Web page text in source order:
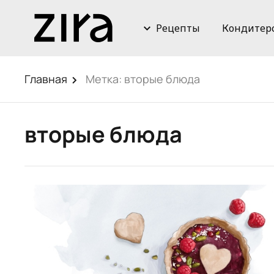
Рецепты
Главная Метка: вторые блюда
вторые блюда